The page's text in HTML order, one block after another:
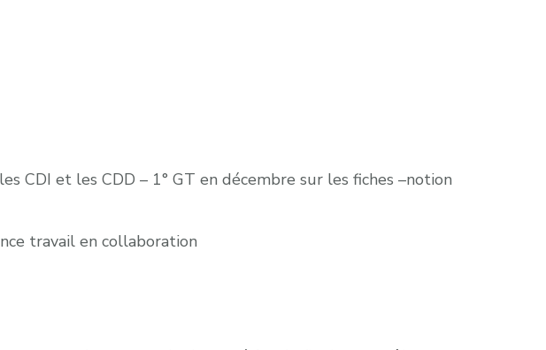
CDI et les CDD – 1° GT en décembre sur les fiches –notion
travail en collaboration